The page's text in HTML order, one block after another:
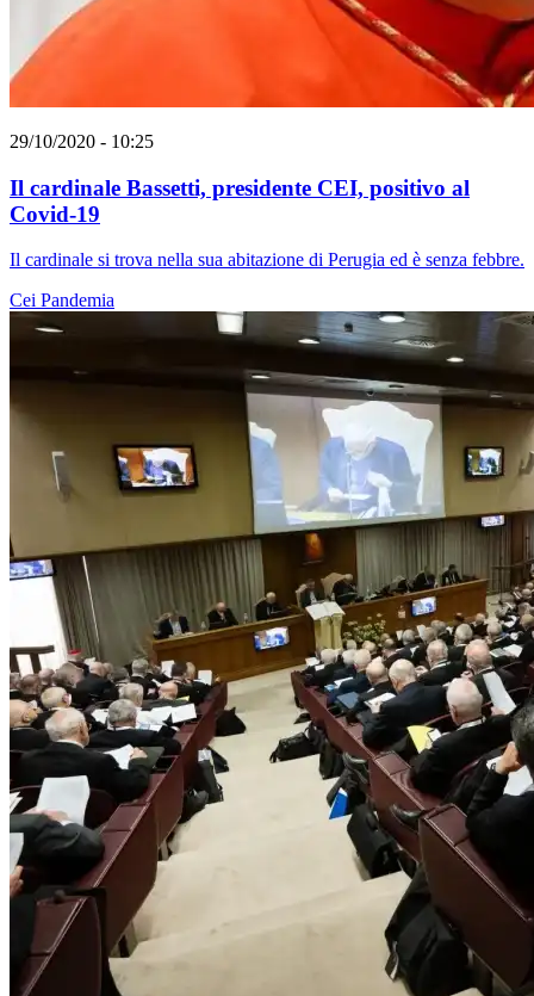
29/10/2020 - 10:25
Il cardinale Bassetti, presidente CEI, positivo al
Covid-19
Il cardinale si trova nella sua abitazione di Perugia ed è senza febbre.
Cei Pandemia